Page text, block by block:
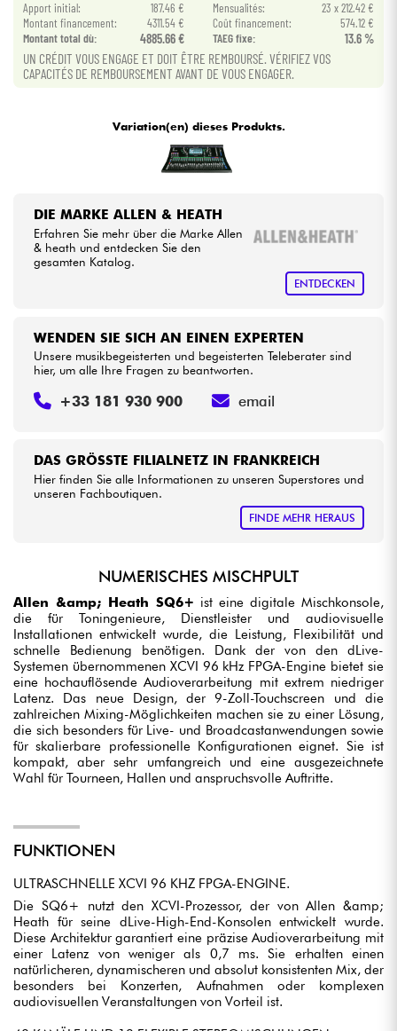
Sehen Sie sich unsere Marken an
Apport initial: 187.46 € Mensualités:
23 x 212.42 €
Montant financement:
4311.54 € Coût financement:
574.12 €
Montant total dù:
4885.66 € TAEG fixe: 13.6 %
UN CRÉDIT VOUS ENGAGE ET DOIT ÊTRE REMBOURSÉ. VÉRIFIEZ VOS
CAPACITÉS DE REMBOURSEMENT AVANT DE VOUS ENGAGER.
Variation(en) dieses Produkts.
DIE MARKE ALLEN & HEATH
Erfahren Sie mehr über die Marke Allen
& heath und entdecken Sie den
gesamten Katalog.
ENTDECKEN
DAS GRÖSSTE FILIALNETZ IN FRANKREICH
Hier finden Sie alle Informationen zu unseren Superstores und
unseren Fachboutiquen.
FINDE MEHR HERAUS
WENDEN SIE SICH AN EINEN EXPERTEN
Unsere musikbegeisterten und begeisterten Teleberater sind
hier, um alle Ihre Fragen zu beantworten.
+33 181 930 900 email
NUMERISCHES MISCHPULT
Allen &amp; Heath SQ6+ ist eine digitale Mischkonsole,
die für Toningenieure, Dienstleister und audiovisuelle
Installationen entwickelt wurde, die Leistung, Flexibilität und
schnelle Bedienung benötigen. Dank der von den dLive-
Systemen übernommenen XCVI 96 kHz FPGA-Engine bietet sie
eine hochauflösende Audioverarbeitung mit extrem niedriger
Latenz. Das neue Design, der 9-Zoll-Touchscreen und die
zahlreichen Mixing-Möglichkeiten machen sie zu einer Lösung,
die sich besonders für Live- und Broadcastanwendungen sowie
für skalierbare professionelle Konfigurationen eignet. Sie ist
kompakt, aber sehr umfangreich und eine ausgezeichnete
Wahl für Tourneen, Hallen und anspruchsvolle Auftritte.
FUNKTIONEN
ULTRASCHNELLE XCVI 96 KHZ FPGA-ENGINE.
Die SQ6+ nutzt den XCVI-Prozessor, der von Allen &amp;
Heath für seine dLive-High-End-Konsolen entwickelt wurde.
Diese Architektur garantiert eine präzise Audioverarbeitung mit
einer Latenz von weniger als 0,7 ms. Sie erhalten einen
natürlicheren, dynamischeren und absolut konsistenten Mix, der
besonders bei Konzerten, Aufnahmen oder komplexen
audiovisuellen Veranstaltungen von Vorteil ist.